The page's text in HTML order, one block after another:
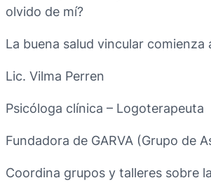
olvido de mí?
La buena salud vincular
Lic. Vilma Perren
Psicóloga clínica – Logoterapeuta
Fundadora de GARVA (Grupo de
Coordina grupos y talleres sobre